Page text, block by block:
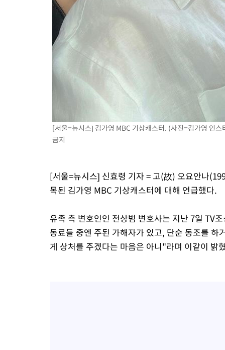
[서울=뉴시스] 김가영 MBC 기상캐스터. (사진=김가영 인
금지
[서울=뉴시스] 신효령 기자 = 고(故) 오요안나
목된 김가영 MBC 기상캐스터에 대해 언급했다.
유족 측 변호인인 전상범 변호사는 지난 7일 TV
동료들 중엔 주된 가해자가 있고, 단순 동조를
게 상처를 주겠다는 마음은 아니"라며 이같이 밝